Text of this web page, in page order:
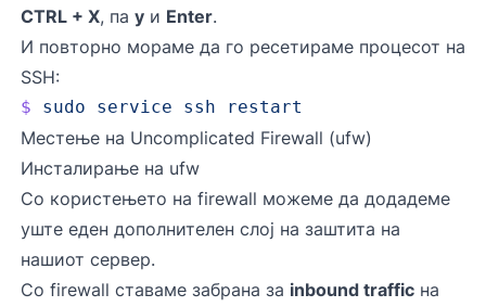
CTRL + X, па yи Enter.
И повторно мораме да го ресетираме процесот на
SSH:
$ sudo service ssh restart
Местење на Uncomplicated Firewall (ufw)
Инсталирање на ufw
Со користењето на firewall можеме да додадеме
уште еден дополнителен слој на заштита на
нашиот сервер.
Со firewall ставаме забрана за inbound trafficна